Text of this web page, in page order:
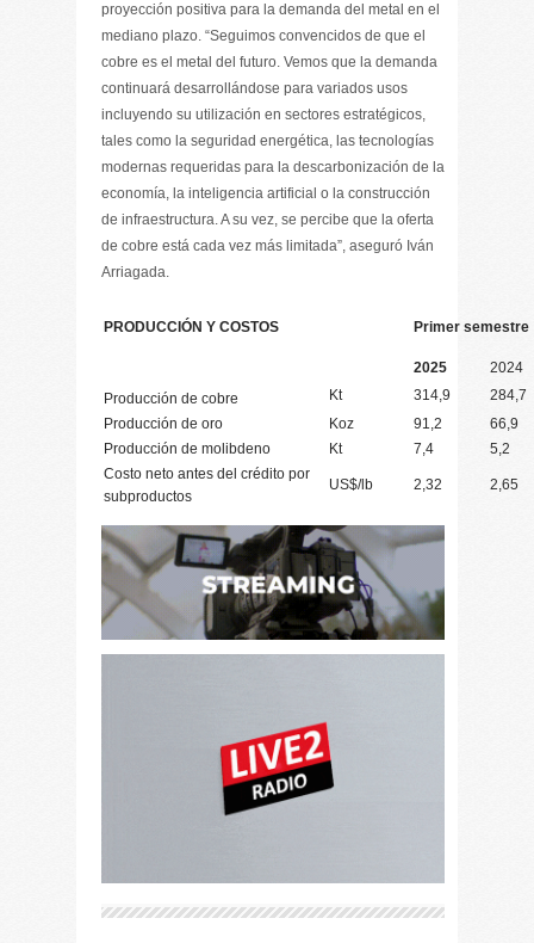
proyección positiva para la demanda del metal en el
mediano plazo. “Seguimos convencidos de que el
cobre es el metal del futuro. Vemos que la demanda
continuará desarrollándose para variados usos
incluyendo su utilización en sectores estratégicos,
tales como la seguridad energética, las tecnologías
modernas requeridas para la descarbonización de la
economía, la inteligencia artificial o la construcción
de infraestructura. A su vez, se percibe que la oferta
de cobre está cada vez más limitada”, aseguró Iván
Arriagada.
PRODUCCIÓN Y COSTOS Primer semestre
2025
2024
Producción de cobre
Kt 314,9
284,7
Producción de oro
Koz 91,2
66,9
Producción de molibdeno
Kt 7,4
5,2
Costo neto antes del crédito por
subproductos
US$/lb 2,32 2,65